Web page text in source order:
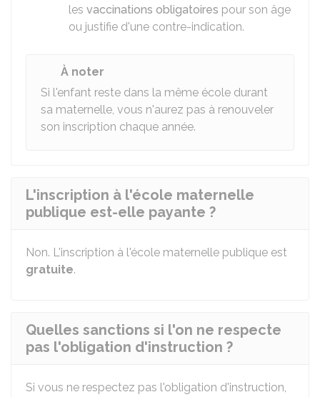
les vaccinations obligatoires pour son âge
ou justifie d'une contre-indication.
À noter
Si l'enfant reste dans la même école durant
sa maternelle, vous n'aurez pas à renouveler
son inscription chaque année.
L'inscription à l'école maternelle
publique est-elle payante ?
Non. L'inscription à l'école maternelle publique est
gratuite.
Quelles sanctions si l'on ne respecte
pas l'obligation d'instruction ?
Si vous ne respectez pas l'obligation d'instruction,